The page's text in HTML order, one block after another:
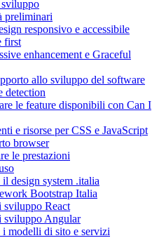
preliminari
responsivo e accessibile
first
enhancement e Graceful
allo sviluppo del software
detection
le feature disponibili con Can I
e risorse per CSS e JavaScript
browser
le prestazioni
design system .italia
Bootstrap Italia
React
sviluppo Angular
modelli di sito e servizi